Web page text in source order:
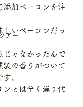
アー
添加ベーコンを注
しいベーコンだっ
じゃなかったんで
製の香りがついて
。
ンとは全く違う代